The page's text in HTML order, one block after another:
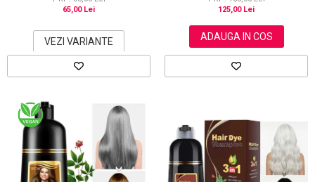
65,00 Lei
VEZI VARIANTE
125,00 Lei
ADAUGA IN COS